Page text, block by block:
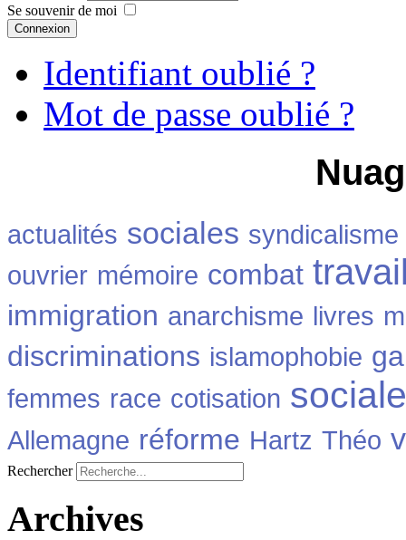
Se souvenir de moi
Connexion
Identifiant oublié ?
Mot de passe oublié ?
actualités sociales syndicalisme
ouvrier mémoire combat
immigration anarchisme livres
discriminations islamophobie
femmes race cotisation sociale
Allemagne réforme Hartz Théo
Rechercher
Archives